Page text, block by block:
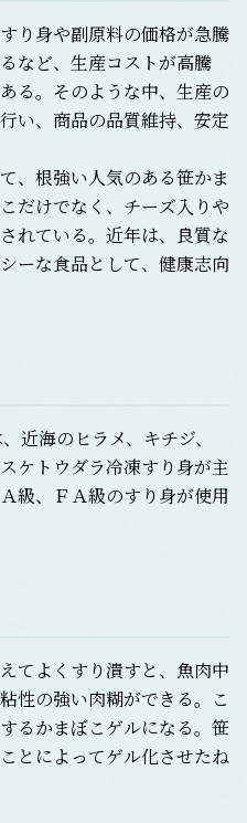
り身や副原料の価格が急騰
など、生産コストが高騰
る。そのような中、生産の
い、商品の品質維持、安定
、根強い人気のある笹かま
だけでなく、チーズ入りや
れている。近年は、良質な
ーな食品として、健康志向
近海のヒラメ、キチジ、
ケトウダラ冷凍すり身が主
級、ＦＡ級のすり身が使用
てよくすり潰すと、魚肉中
性の強い肉糊ができる。こ
るかまぼこゲルになる。笹
とによってゲル化させたね